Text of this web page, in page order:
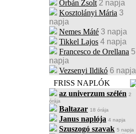
Orbán Zsolt 2 napja
Kosztolányi Mária 3
napja
Nemes Máté 3 napja
Tikkel Lajos 4 napja
Francesco de Orellana 5
napja
Vezsenyi Ildikó 6 napja
FRISS NAPLÓK
az univerzum szélén 2
órája
Baltazar 18 órája
Janus naplója 4 napja
Szuszogó szavak 5 napja